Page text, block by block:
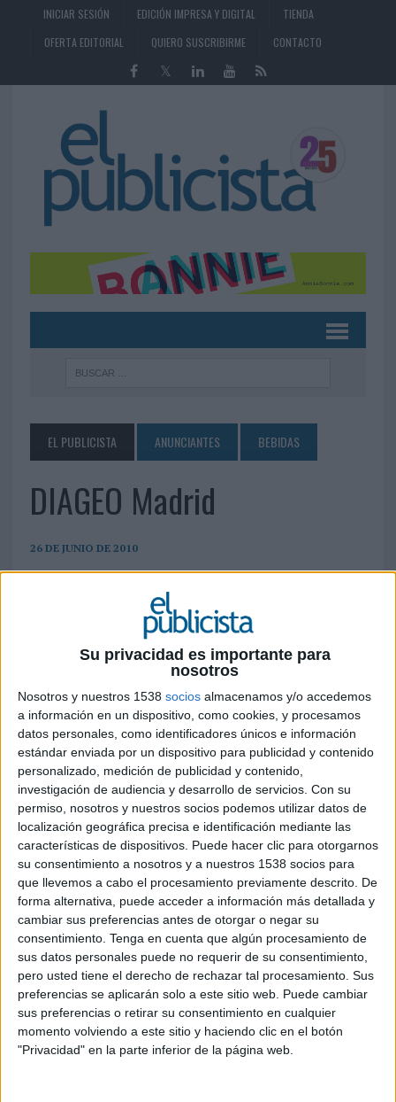
Su privacidad es importante para
nosotros
Nosotros y nuestros 1538 socios almacenamos y/o accedemos
a información en un dispositivo, como cookies, y procesamos
datos personales, como identificadores únicos e información
estándar enviada por un dispositivo para publicidad y contenido
personalizado, medición de publicidad y contenido,
investigación de audiencia y desarrollo de servicios. Con su
permiso, nosotros y nuestros socios podemos utilizar datos de
localización geográfica precisa e identificación mediante las
características de dispositivos. Puede hacer clic para otorgarnos
su consentimiento a nosotros y a nuestros 1538 socios para
que llevemos a cabo el procesamiento previamente descrito. De
forma alternativa, puede acceder a información más detallada y
cambiar sus preferencias antes de otorgar o negar su
consentimiento. Tenga en cuenta que algún procesamiento de
sus datos personales puede no requerir de su consentimiento,
pero usted tiene el derecho de rechazar tal procesamiento. Sus
preferencias se aplicarán solo a este sitio web. Puede cambiar
sus preferencias o retirar su consentimiento en cualquier
momento volviendo a este sitio y haciendo clic en el botón
"Privacidad" en la parte inferior de la página web.
INICIAR SESIÓN EDICIÓN IMPRESA Y DIGITAL
TIENDA
OFERTA EDITORIAL
QUIERO SUSCRIBIRME CONTACTO
EL PUBLICISTA ANUNCIANTES BEBIDAS
DIAGEO Madrid
26 DE JUNIO DE 2010
Av. Dos Castillas, 33 Atica 7 Edificio II 28224
Pozuelo de Alarcón (Madrid) Tel.: 917 09 12 30
manuela.gomez.valeriano@diageo.com
www.diageo.com
IMPRIMIR
TWEET
SHARE
SHARE
ENVIAR